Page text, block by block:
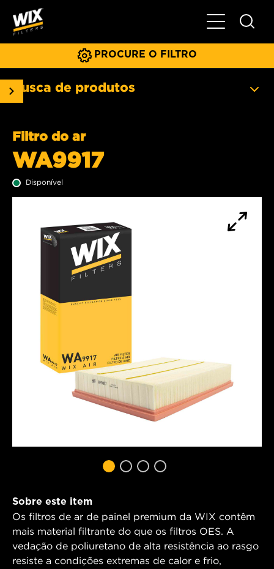
Menu
PROCURE O FILTRO
Busca de produtos
Filtro do ar
WA9917
Disponível
Sobre este item
Os filtros de ar de painel premium da WIX contêm
mais material filtrante do que os filtros OES. A
vedação de poliuretano de alta resistência ao rasgo
resiste a condições extremas de calor e frio,